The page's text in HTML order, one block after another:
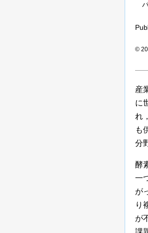
©
産
に
れ
も
分
酵
一
が
り
が